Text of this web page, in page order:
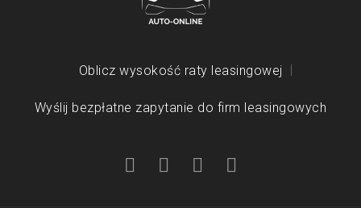
Oblicz wysokość raty leasingowej
Wyślij bezpłatne zapytanie do firm leasingowych